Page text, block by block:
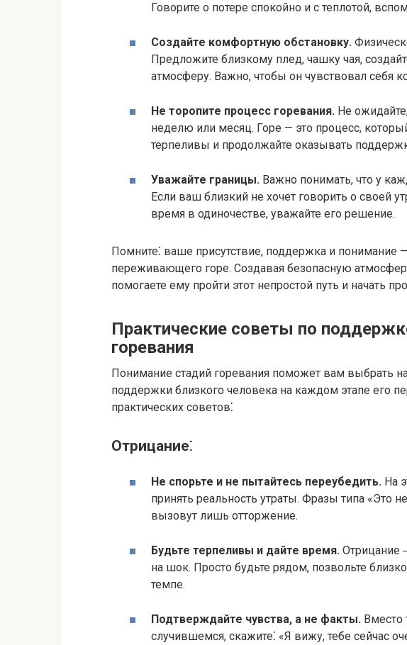
Говорите о потере спокойно и с теплотой,
Создайте комфортную обстановку.​
Предложите близкому плед, чашку чая,
атмосферу.​ Важно, чтобы он чувствовал себя
Не торопите процесс горевания.​ Не
неделю или месяц. Горе — это процесс,
терпеливы и продолжайте оказывать
Уважайте границы.​ Важно понимать, что у
Если ваш близкий не хочет говорить о своей
время в одиночестве, уважайте его решение.​
Помните⁚ ваше присутствие, поддержка и
переживающего горе.​ Создавая безопасную
помогаете ему пройти этот непростой путь и начать
Практические советы по
горевания
Понимание стадий горевания поможет вам выбрать
поддержки близкого человека на каждом этапе его
практических советов⁚
Отрицание⁚
Не спорьте и не пытайтесь переубедить.​ На
принять реальность утраты. Фразы типа «Это
вызовут лишь отторжение.​
Будьте терпеливы и дайте время.​ Отрицание
на шок.​ Просто будьте рядом, позвольте
темпе.
Подтверждайте чувства, а не факты.​ Вместо
случившемся, скажите⁚ «Я вижу, тебе сейчас